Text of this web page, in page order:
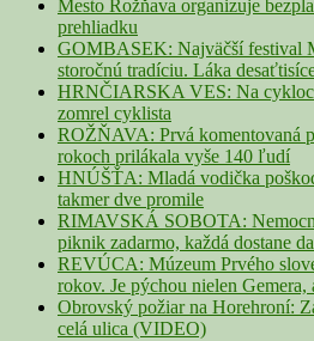
Mesto Rožňava organizuje
prehliadku
GOMBASEK: Najväčší festival
storočnú tradíciu. Láka
HRNČIARSKA VES: Na
zomrel cyklista
ROŽŇAVA: Prvá komentovaná
rokoch prilákala vyše 140 ľudí
HNÚŠŤA: Mladá vodička
takmer dve promile
RIMAVSKÁ SOBOTA:
piknik zadarmo, každá dostane
REVÚCA: Múzeum Prvého
rokov. Je pýchou nielen Gemera,
Obrovský požiar na Horehroní:
celá ulica (VIDEO)